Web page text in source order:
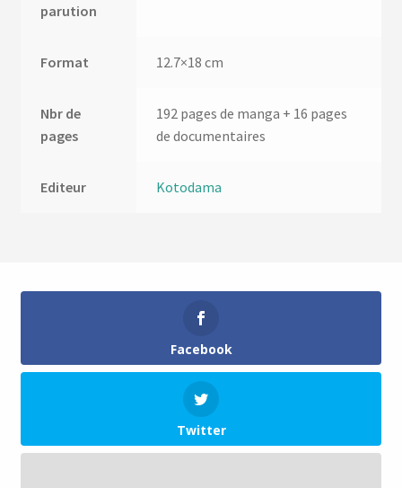
parution
Format 12.7×18 cm
Nbr de
pages
192 pages de manga + 16 pages
de documentaires
Editeur Kotodama
Facebook
Twitter